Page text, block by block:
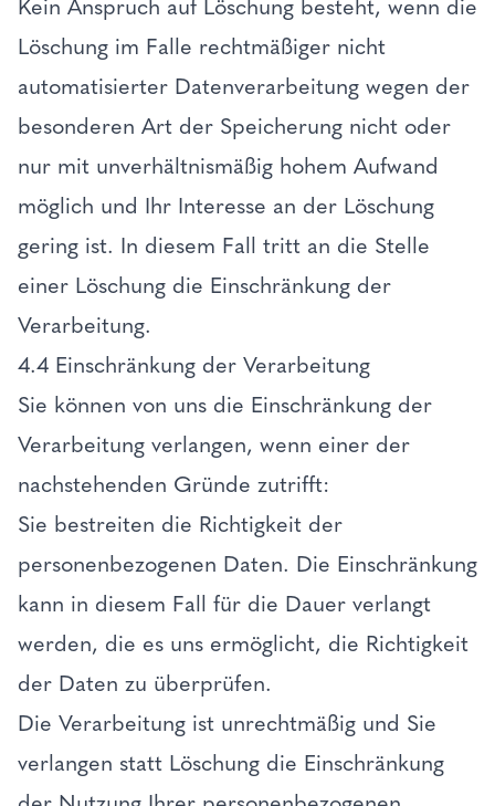
Kein Anspruch auf Löschung besteht, wenn die
Löschung im Falle rechtmäßiger nicht
automatisierter Datenverarbeitung wegen der
besonderen Art der Speicherung nicht oder
nur mit unverhältnismäßig hohem Aufwand
möglich und Ihr Interesse an der Löschung
gering ist. In diesem Fall tritt an die Stelle
einer Löschung die Einschränkung der
Verarbeitung.
4.4 Einschränkung der Verarbeitung
Sie können von uns die Einschränkung der
Verarbeitung verlangen, wenn einer der
nachstehenden Gründe zutrifft:
Sie bestreiten die Richtigkeit der
personenbezogenen Daten. Die Einschränkung
kann in diesem Fall für die Dauer verlangt
werden, die es uns ermöglicht, die Richtigkeit
der Daten zu überprüfen.
Die Verarbeitung ist unrechtmäßig und Sie
verlangen statt Löschung die Einschränkung